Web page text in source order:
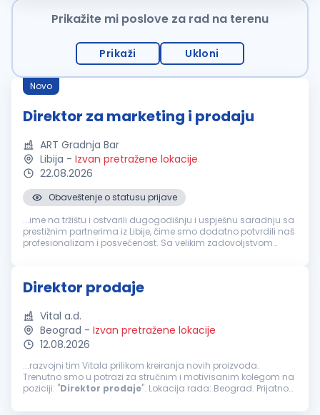
Prikažite mi poslove za rad na terenu
Prikaži Ukloni
Novo
Direktor za marketing i prodaju
ART Gradnja Bar
Libija - Izvan pretražene lokacije
22.08.2026
Obaveštenje o statusu prijave
...ime na tržištu i ostvarili dugogodišnju i uspješnu saradnju sa
prestižnim partnerima iz Libije, čime smo dodatno potvrdili naš
profesionalizam i posvećenost. Sa velikim zadovoljstvom
Direktor prodaje
Vital a.d.
Beograd - Izvan pretražene lokacije
12.08.2026
...razvojni tim Vitala prilikom kreiranja novih proizvoda.
Trenutno smo u potrazi za stručnim i motivisanim kolegom na
poziciji: "Direktor prodaje". Lokacija rada: Beograd. Prijatno
kompanijske pripadnosti...